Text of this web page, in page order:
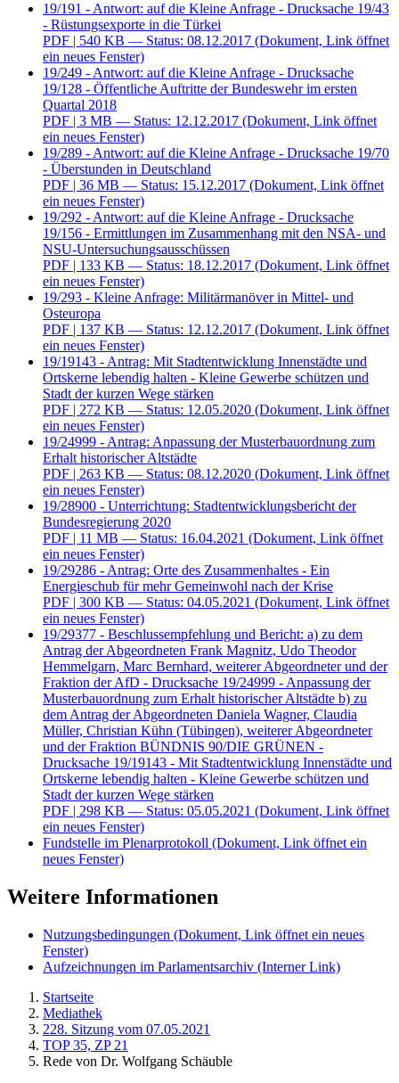
19/191 - Antwort: auf die Kleine Anfrage - Drucksache 19/43
- Rüstungsexporte in die Türkei
PDF | 540 KB — Status: 08.12.2017 (Dokument, Link öffnet
ein neues Fenster)
19/249 - Antwort: auf die Kleine Anfrage - Drucksache
19/128 - Öffentliche Auftritte der Bundeswehr im ersten
Quartal 2018
PDF | 3 MB — Status: 12.12.2017 (Dokument, Link öffnet
ein neues Fenster)
19/289 - Antwort: auf die Kleine Anfrage - Drucksache 19/70
- Überstunden in Deutschland
PDF | 36 MB — Status: 15.12.2017 (Dokument, Link öffnet
ein neues Fenster)
19/292 - Antwort: auf die Kleine Anfrage - Drucksache
19/156 - Ermittlungen im Zusammenhang mit den NSA- und
NSU-Untersuchungsausschüssen
PDF | 133 KB — Status: 18.12.2017 (Dokument, Link öffnet
ein neues Fenster)
19/293 - Kleine Anfrage: Militärmanöver in Mittel- und
Osteuropa
PDF | 137 KB — Status: 12.12.2017 (Dokument, Link öffnet
ein neues Fenster)
19/19143 - Antrag: Mit Stadtentwicklung Innenstädte und
Ortskerne lebendig halten - Kleine Gewerbe schützen und
Stadt der kurzen Wege stärken
PDF | 272 KB — Status: 12.05.2020 (Dokument, Link öffnet
ein neues Fenster)
19/24999 - Antrag: Anpassung der Musterbauordnung zum
Erhalt historischer Altstädte
PDF | 263 KB — Status: 08.12.2020 (Dokument, Link öffnet
ein neues Fenster)
19/28900 - Unterrichtung: Stadtentwicklungsbericht der
Bundesregierung 2020
PDF | 11 MB — Status: 16.04.2021 (Dokument, Link öffnet
ein neues Fenster)
19/29286 - Antrag: Orte des Zusammenhaltes - Ein
Energieschub für mehr Gemeinwohl nach der Krise
PDF | 300 KB — Status: 04.05.2021 (Dokument, Link öffnet
ein neues Fenster)
19/29377 - Beschlussempfehlung und Bericht: a) zu dem
Antrag der Abgeordneten Frank Magnitz, Udo Theodor
Hemmelgarn, Marc Bernhard, weiterer Abgeordneter und der
Fraktion der AfD - Drucksache 19/24999 - Anpassung der
Musterbauordnung zum Erhalt historischer Altstädte b) zu
dem Antrag der Abgeordneten Daniela Wagner, Claudia
Müller, Christian Kühn (Tübingen), weiterer Abgeordneter
und der Fraktion BÜNDNIS 90/DIE GRÜNEN -
Drucksache 19/19143 - Mit Stadtentwicklung Innenstädte und
Ortskerne lebendig halten - Kleine Gewerbe schützen und
Stadt der kurzen Wege stärken
PDF | 298 KB — Status: 05.05.2021 (Dokument, Link öffnet
ein neues Fenster)
Fundstelle im Plenarprotokoll (Dokument, Link öffnet ein
neues Fenster)
Weitere Informationen
Nutzungsbedingungen (Dokument, Link öffnet ein neues
Fenster)
Aufzeichnungen im Parlamentsarchiv (Interner Link)
Startseite
Mediathek
228. Sitzung vom 07.05.2021
TOP 35, ZP 21
Rede von Dr. Wolfgang Schäuble